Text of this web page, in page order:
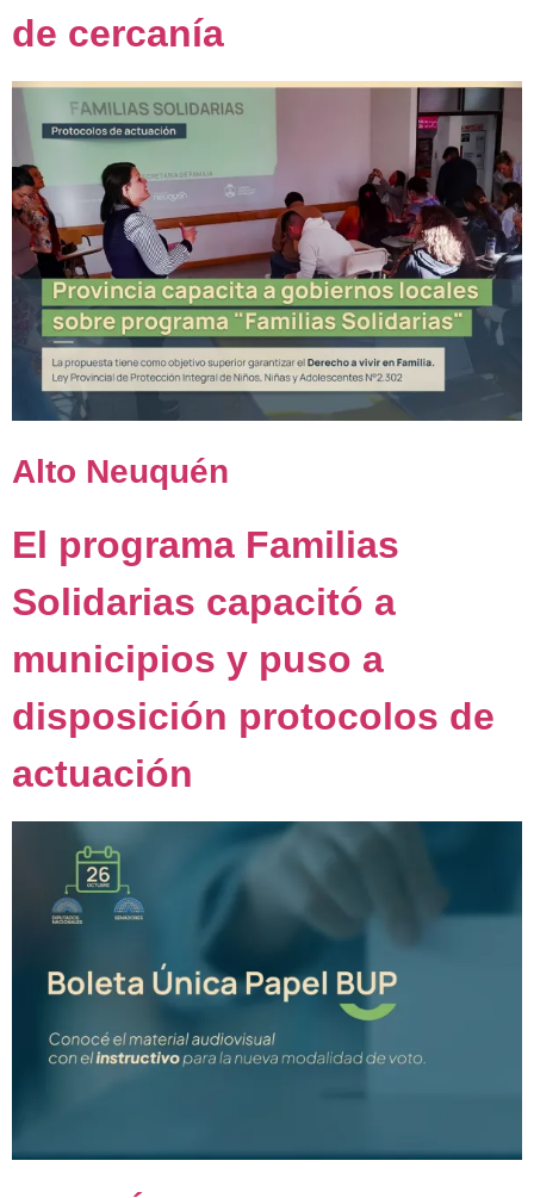
de cercanía
Alto Neuquén
El programa Familias
Solidarias capacitó a
municipios y puso a
disposición protocolos de
actuación